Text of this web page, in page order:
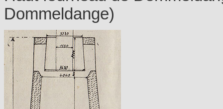
Dommeldange)